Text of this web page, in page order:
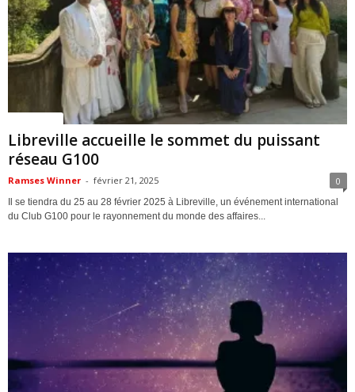
Libreville accueille le sommet du puissant
réseau G100
Ramses Winner - février 21, 2025 0
Il se tiendra du 25 au 28 février 2025 à Libreville, un événement international
du Club G100 pour le rayonnement du monde des affaires...